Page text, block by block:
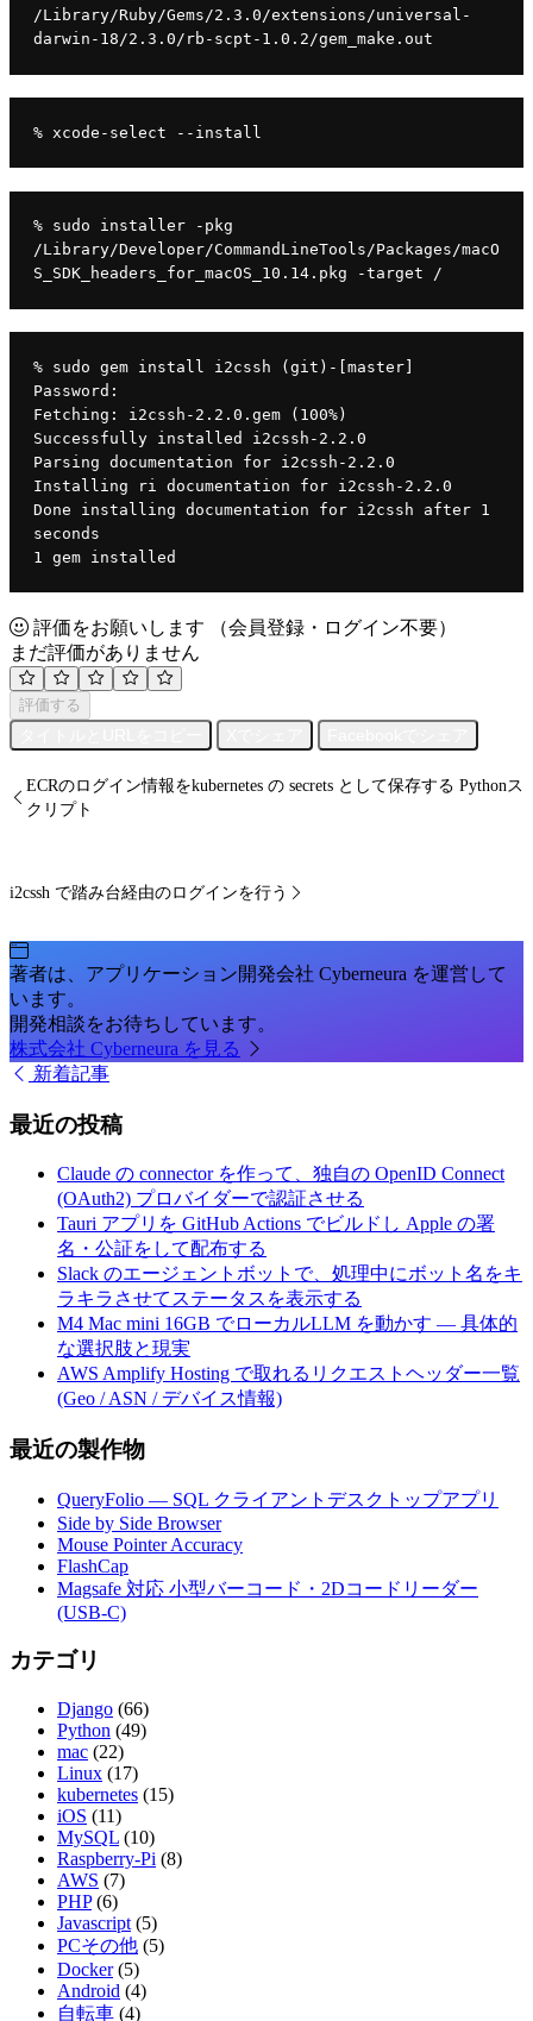
/Library/Ruby/Gems/2.3.0/extensions/universal-
darwin-18/2.3.0/rb-scpt-1.0.2/gem_make.out
% xcode-select --install
% sudo installer -pkg
/Library/Developer/CommandLineTools/Packages/macO
S_SDK_headers_for_macOS_10.14.pkg -target /
% sudo gem install i2cssh (git)-[master]
Password:
Fetching: i2cssh-2.2.0.gem (100%)
Successfully installed i2cssh-2.2.0
Parsing documentation for i2cssh-2.2.0
Installing ri documentation for i2cssh-2.2.0
Done installing documentation for i2cssh after 1
seconds
1 gem installed
評価をお願いします
（会員登録・ログイン不要）
まだ評価がありません
評価する
ECRのログイン情報をkubernetes の secrets として保存する Pythonス
クリプト
i2cssh で踏み台経由のログインを行う
著者は、アプリケーション開発会社 Cyberneura を運営して
います。
開発相談をお待ちしています。
株式会社 Cyberneura を見る
新着記事
最近の投稿
Claude の connector を作って、独自の OpenID Connect
(OAuth2) プロバイダーで認証させる
Tauri アプリを GitHub Actions でビルドし Apple の署
名・公証をして配布する
Slack のエージェントボットで、処理中にボット名をキ
ラキラさせてステータスを表示する
M4 Mac mini 16GB でローカルLLM を動かす — 具体的
な選択肢と現実
AWS Amplify Hosting で取れるリクエストヘッダー一覧
(Geo / ASN / デバイス情報)
最近の製作物
QueryFolio — SQL クライアントデスクトップアプリ
Side by Side Browser
Mouse Pointer Accuracy
FlashCap
Magsafe 対応 小型バーコード・2Dコードリーダー
(USB-C)
カテゴリ
Django (66)
Python (49)
mac (22)
Linux (17)
kubernetes (15)
iOS (11)
MySQL (10)
Raspberry-Pi (8)
AWS (7)
PHP (6)
Javascript (5)
PCその他 (5)
Docker (5)
Android (4)
自転車 (4)